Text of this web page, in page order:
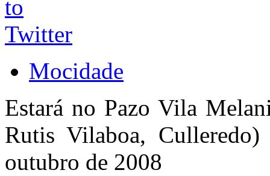
Mocidade
Estará no Pazo Vila
Rutis Vilaboa,
outubro de 2008